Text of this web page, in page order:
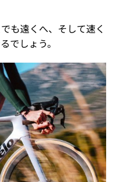
も遠くへ、そして速く
でしょう。